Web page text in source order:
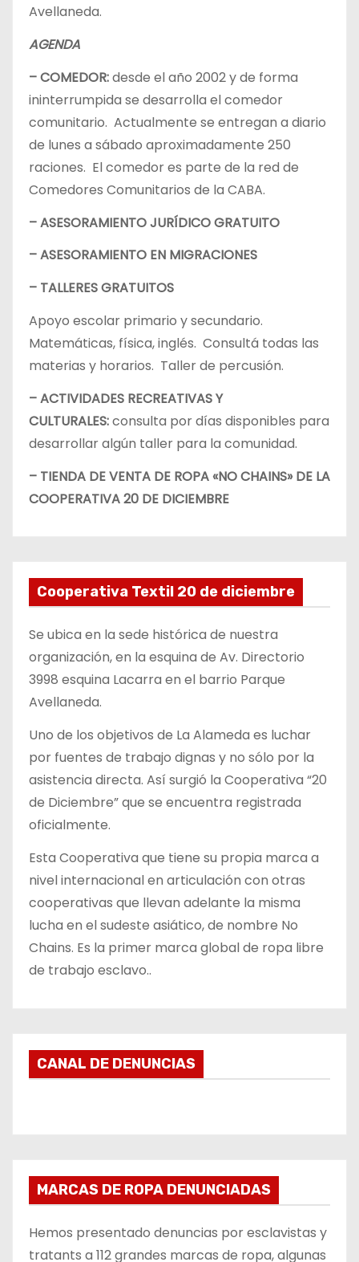
Avellaneda.
AGENDA
– COMEDOR:desde el año 2002 y de forma
ininterrumpida se desarrolla el comedor
comunitario. Actualmente se entregan a diario
de lunes a sábado aproximadamente 250
raciones. El comedor es parte de la red de
Comedores Comunitarios de la CABA.
– ASESORAMIENTO JURÍDICO GRATUITO
– ASESORAMIENTO EN MIGRACIONES
– TALLERES GRATUITOS
Apoyo escolar primario y secundario.
Matemáticas, física, inglés. Consultá todas las
materias y horarios. Taller de percusión.
– ACTIVIDADES RECREATIVAS Y
CULTURALES:consulta por días disponibles para
desarrollar algún taller para la comunidad.
– TIENDA DE VENTA DE ROPA «NO CHAINS» DE LA
COOPERATIVA 20 DE DICIEMBRE
Cooperativa Textil 20 de diciembre
Se ubica en la sede histórica de nuestra
organización, en la esquina de Av. Directorio
3998 esquina Lacarra en el barrio Parque
Avellaneda.
Uno de los objetivos de La Alameda es luchar
por fuentes de trabajo dignas y no sólo por la
asistencia directa. Así surgió la Cooperativa “20
de Diciembre” que se encuentra registrada
oficialmente.
Esta Cooperativa que tiene su propia marca a
nivel internacional en articulación con otras
cooperativas que llevan adelante la misma
lucha en el sudeste asiático, de nombre No
Chains. Es la primer marca global de ropa libre
de trabajo esclavo..
CANAL DE DENUNCIAS
MARCAS DE ROPA DENUNCIADAS
Hemos presentado denuncias por esclavistas y
tratants a 112 grandes marcas de ropa, algunas